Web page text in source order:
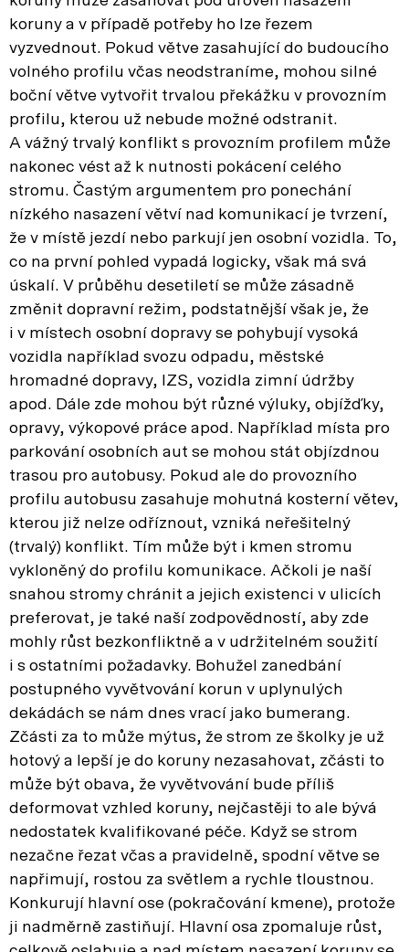
koruny a v případě potřeby ho lze řezem
vyzvednout. Pokud větve zasahující do budoucího
volného profilu včas neodstraníme, mohou silné
boční větve vytvořit trvalou překážku v provozním
profilu, kterou už nebude možné odstranit.
A vážný trvalý konflikt s provozním profilem může
nakonec vést až k nutnosti pokácení celého
stromu. Častým argumentem pro ponechání
nízkého nasazení větví nad komunikací je tvrzení,
že v místě jezdí nebo parkují jen osobní vozidla. To,
co na první pohled vypadá logicky, však má svá
úskalí. V průběhu desetiletí se může zásadně
změnit dopravní režim, podstatnější však je, že
i v místech osobní dopravy se pohybují vysoká
vozidla například svozu odpadu, městské
hromadné dopravy, IZS, vozidla zimní údržby
apod. Dále zde mohou být různé výluky, objížďky,
opravy, výkopové práce apod. Například místa pro
parkování osobních aut se mohou stát objízdnou
trasou pro autobusy. Pokud ale do provozního
profilu autobusu zasahuje mohutná kosterní větev,
kterou již nelze odříznout, vzniká neřešitelný
(trvalý) konflikt. Tím může být i kmen stromu
vykloněný do profilu komunikace. Ačkoli je naší
snahou stromy chránit a jejich existenci v ulicích
preferovat, je také naší zodpovědností, aby zde
mohly růst bezkonfliktně a v udržitelném soužití
i s ostatními požadavky. Bohužel zanedbání
postupného vyvětvování korun v uplynulých
dekádách se nám dnes vrací jako bumerang.
Zčásti za to může mýtus, že strom ze školky je už
hotový a lepší je do koruny nezasahovat, zčásti to
může být obava, že vyvětvování bude příliš
deformovat vzhled koruny, nejčastěji to ale bývá
nedostatek kvalifikované péče. Když se strom
nezačne řezat včas a pravidelně, spodní větve se
napřimují, rostou za světlem a rychle tloustnou.
Konkurují hlavní ose (pokračování kmene), protože
ji nadměrně zastiňují. Hlavní osa zpomaluje růst,